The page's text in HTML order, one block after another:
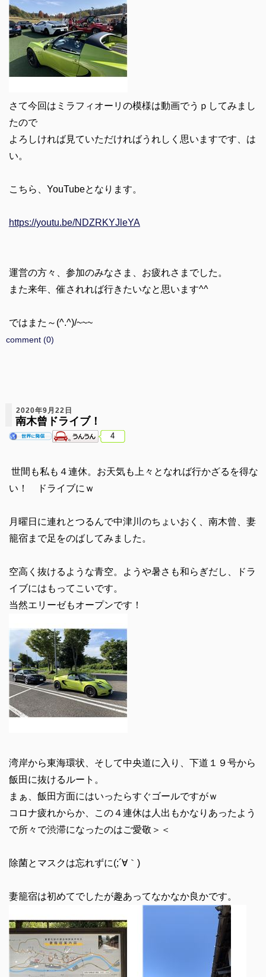
さて今回はミラフィオーリの模様は動画でうｐしてみまし
たので
よろしければ見ていただければうれしく思いますです、は
い。
こちら、YouTubeとなります。
https://youtu.be/NDZRKYJleYA
運営の方々、参加のみなさま、お疲れさまでした。
また来年、催されれば行きたいなと思います^^
ではまた～(^.^)/~~~
comment (0)
2020年9月22日
南木曾ドライブ！
4
世間も私も４連休。お天気も上々となれば行かざるを得な
い！ ドライブにｗ
月曜日に連れとつるんで中津川のちょいおく、南木曾、妻
籠宿まで足をのばしてみました。
空高く抜けるような青空。ようや暑さも和らぎだし、ドラ
イブにはもってこいです。
当然エリーゼもオープンです！
湾岸から東海環状、そして中央道に入り、下道１９号から
飯田に抜けるルート。
まぁ、飯田方面にはいったらすぐゴールですがｗ
コロナ疲れからか、この４連休は人出もかなりあったよう
で所々で渋滞になったのはご愛敬＞＜
除菌とマスクは忘れずに(;´∀｀)
妻籠宿は初めてでしたが趣あってなかなか良かです。